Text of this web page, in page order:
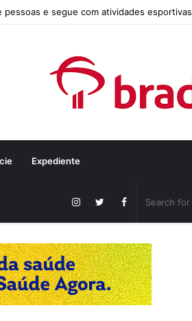
e segue com atividades esportivas
Expediente